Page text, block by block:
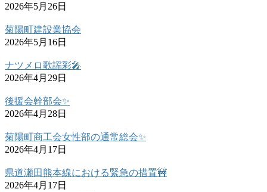
2026年5月26日
菊陽町建設業協会
2026年5月16日
ナツメロ歌謡彩🎤
2026年4月29日
後援会幹部会✨
2026年4月28日
菊陽町商工会女性部の通常総会✨
2026年4月17日
県道瀬田熊本線における緊急の措置🚧
2026年4月17日